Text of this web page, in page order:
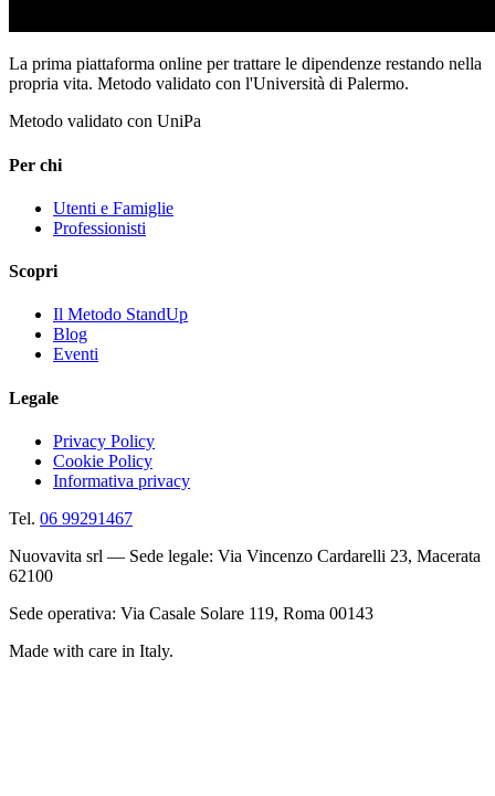
La prima piattaforma online per trattare le dipendenze restando nella
propria vita. Metodo validato con l'Università di Palermo.
Metodo validato con UniPa
Per chi
Utenti e Famiglie
Professionisti
Scopri
Il Metodo StandUp
Blog
Eventi
Legale
Privacy Policy
Cookie Policy
Informativa privacy
Tel. 06 99291467
Nuovavita srl — Sede legale: Via Vincenzo Cardarelli 23, Macerata
62100
Sede operativa: Via Casale Solare 119, Roma 00143
Made with care in Italy.